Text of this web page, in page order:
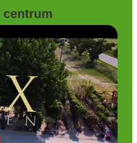
centrum